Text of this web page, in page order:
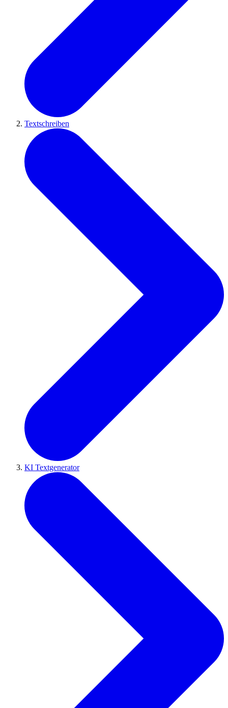
Textschreiben
KI Textgenerator